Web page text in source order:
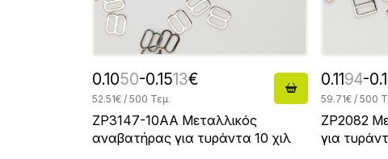
0.1050-0.1513€
52.51€ / 500 Τεμ.
ZP3147-10AA Μεταλλικός
αναβατήρας για τυράντα 10 χιλ
0.1194-
59.71€ / 500
ZP2082
για